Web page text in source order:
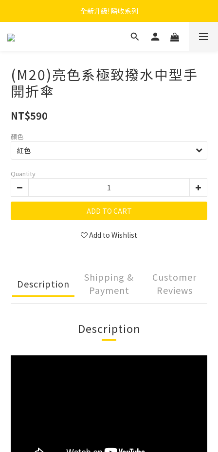
F.SEASONS x Baogani 最新聯名速穿側開雨衣
全新升級! 瞬收系列
F.SEASONS x Baogani 最新聯名速穿側開雨衣
(M20)亮色系極致撥水中型手
開折傘
NT$590
顏色
Quantity
ADD TO CART
Add to Wishlist
Description
Shipping &
Payment
Customer
Reviews
Description